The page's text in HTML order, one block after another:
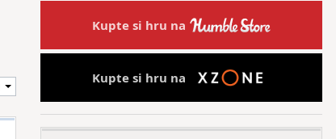
Kupte si hru na
Kupte si hru na